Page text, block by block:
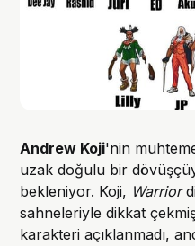
Andrew Koji'nin
uzak doğulu bir
bekleniyor. Koji, Warrior
sahneleriyle dikkat
karakteri açıklanmadı,